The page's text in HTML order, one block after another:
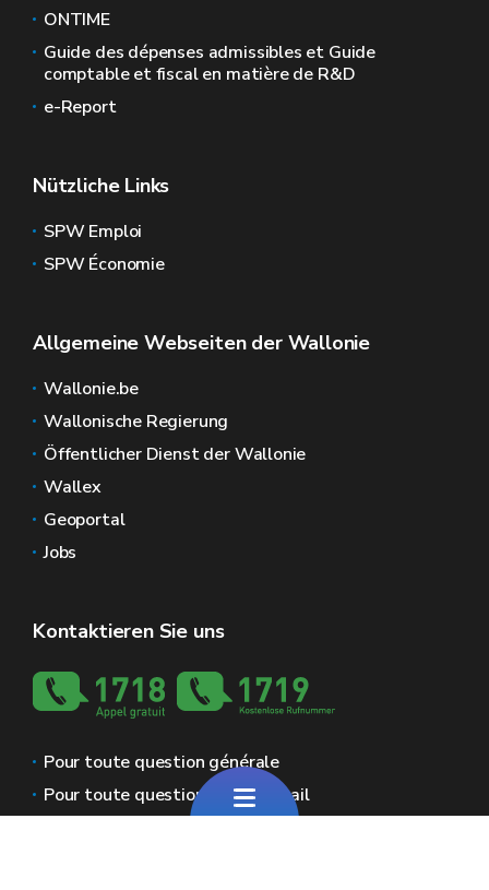
ONTIME
Guide des dépenses admissibles et Guide
comptable et fiscal en matière de R&D
e-Report
Nützliche Links
SPW Emploi
SPW Économie
Allgemeine Webseiten der Wallonie
Wallonie.be
Wallonische Regierung
Öffentlicher Dienst der Wallonie
Wallex
Geoportal
Jobs
Kontaktieren Sie uns
Pour toute question générale
Pour toute question sur le portail